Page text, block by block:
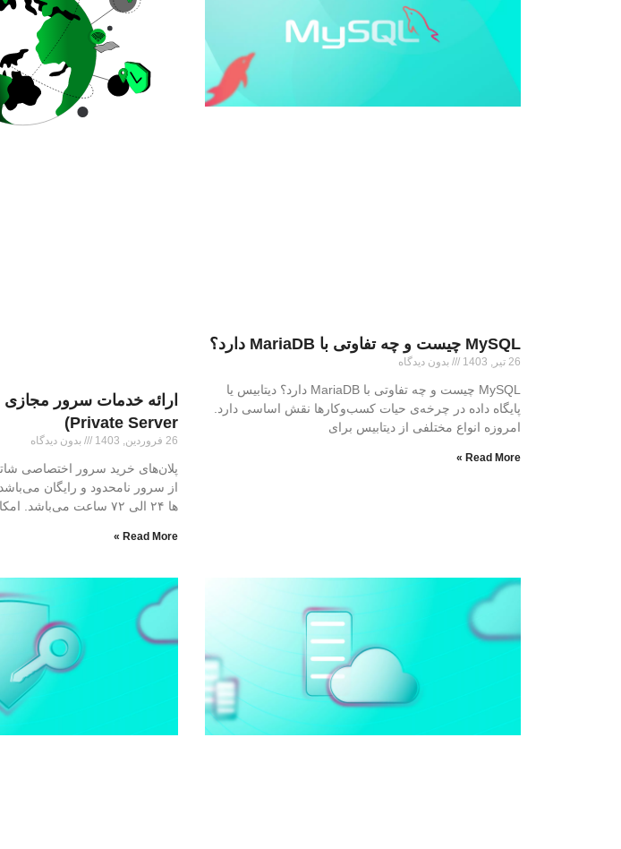
MySQL چیست و چه تفاوتی با MariaDB دارد؟
26 تیر, 1403 بدون دیدگاه
MySQL چیست و چه تفاوتی با MariaDB دارد؟ دیتابیس یا
پایگاه داده در چرخه‌ی حیات کسب‌وکارها نقش اساسی دارد.
امروزه انواع مختلفی از دیتابیس برای
Read More »
Private Server)
26 فروردین, 1403 بدون دیدگاه
پلان‌های خرید سرور اختصاصی
از سرور نامحدود و رایگان
ها ۲۴ الی ۷۲ ساعت می‌باشد. امکان
Read More »